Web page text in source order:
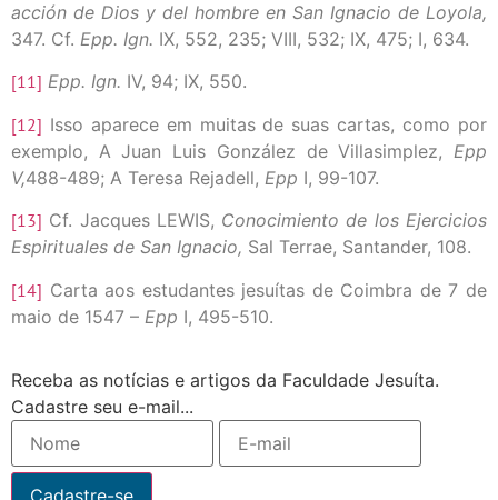
acción de Dios y del hombre en San Ignacio de Loyola,
347. Cf. Epp. Ign. IX, 552, 235; VIII, 532; IX, 475; I, 634.
[11] Epp. Ign. IV, 94; IX, 550.
[12] Isso aparece em muitas de suas cartas, como por
exemplo, A Juan Luis González de Villasimplez, Epp
V,488-489; A Teresa Rejadell, Epp I, 99-107.
[13] Cf. Jacques LEWIS, Conocimiento de los Ejercicios
Espirituales de San Ignacio, Sal Terrae, Santander, 108.
[14] Carta aos estudantes jesuítas de Coimbra de 7 de
maio de 1547 – Epp I, 495-510.
Receba as notícias e artigos da Faculdade Jesuíta.
Cadastre seu e-mail...